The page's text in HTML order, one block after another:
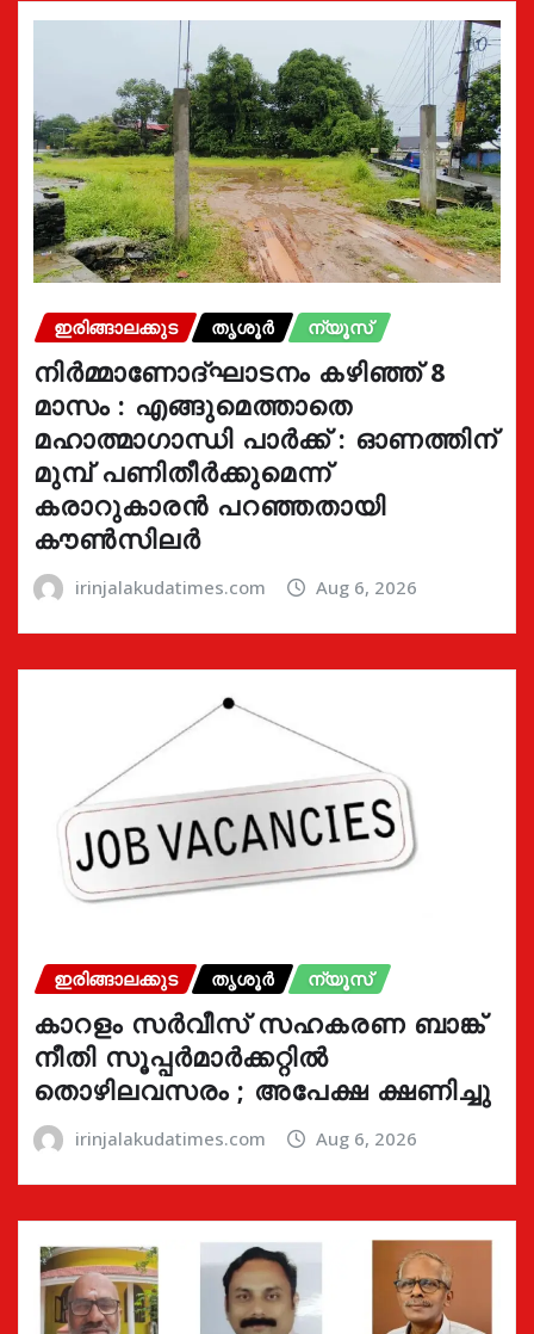
ഇരിങ്ങാലക്കുട തൃശൂർ ന്യൂസ്
നിർമ്മാണോദ്ഘാടനം കഴിഞ്ഞ് 8
മാസം : എങ്ങുമെത്താതെ
മഹാത്മാഗാന്ധി പാർക്ക് : ഓണത്തിന്
മുമ്പ് പണിതീർക്കുമെന്ന്
കരാറുകാരൻ പറഞ്ഞതായി
കൗൺസിലർ
irinjalakudatimes.com Aug 6, 2026
ഇരിങ്ങാലക്കുട തൃശൂർ ന്യൂസ്
കാറളം സർവീസ് സഹകരണ ബാങ്ക്
നീതി സൂപ്പർമാർക്കറ്റിൽ
തൊഴിലവസരം ; അപേക്ഷ ക്ഷണിച്ചു
irinjalakudatimes.com Aug 6, 2026